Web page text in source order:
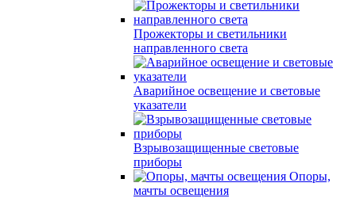
Прожекторы и светильники
направленного света
Аварийное освещение и световые
указатели
Взрывозащищенные световые
приборы
Опоры,
мачты освещения